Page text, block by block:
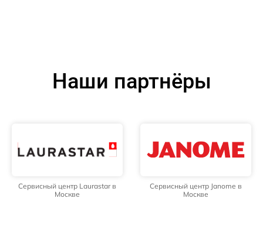
Наши партнёры
Сервисный центр Laurastar в
Москве
Сервисный центр Janome в
Москве